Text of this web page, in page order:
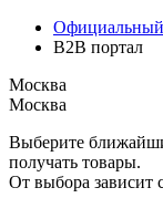
Официальный
B2B портал
Москва
Москва
Выберите
получать товары.
От выбора зависит